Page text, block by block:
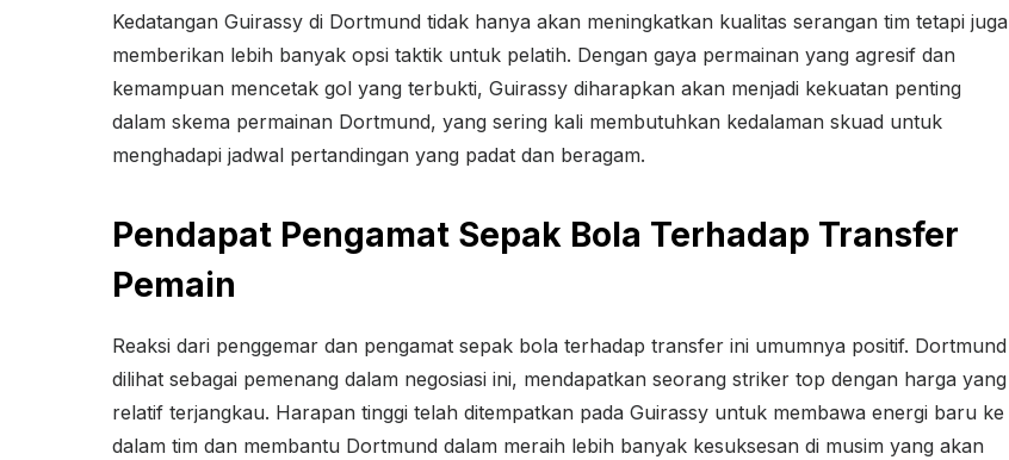
Kedatangan Guirassy di Dortmund tidak hanya akan meningkatkan kualitas serangan tim tetapi juga
memberikan lebih banyak opsi taktik untuk pelatih. Dengan gaya permainan yang agresif dan
kemampuan mencetak gol yang terbukti, Guirassy diharapkan akan menjadi kekuatan penting
dalam skema permainan Dortmund, yang sering kali membutuhkan kedalaman skuad untuk
menghadapi jadwal pertandingan yang padat dan beragam.
Pendapat Pengamat Sepak Bola Terhadap Transfer
Pemain
Reaksi dari penggemar dan pengamat sepak bola terhadap transfer ini umumnya positif. Dortmund
dilihat sebagai pemenang dalam negosiasi ini, mendapatkan seorang striker top dengan harga yang
relatif terjangkau. Harapan tinggi telah ditempatkan pada Guirassy untuk membawa energi baru ke
dalam tim dan membantu Dortmund dalam meraih lebih banyak kesuksesan di musim yang akan